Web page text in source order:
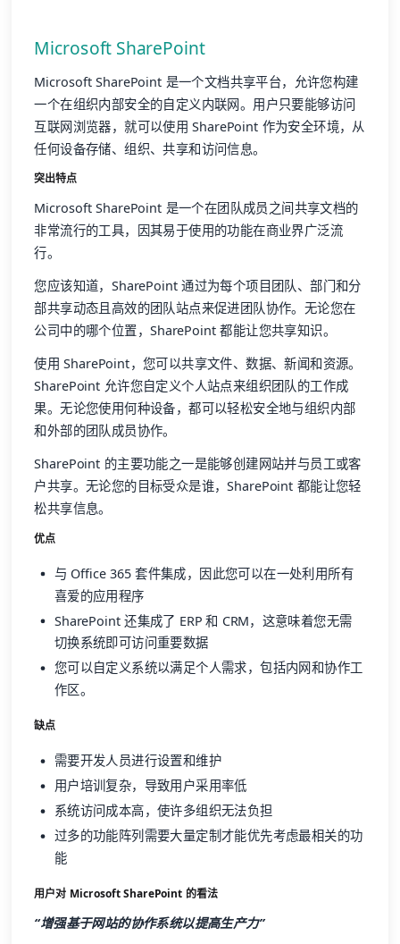
Microsoft SharePoint
Microsoft SharePoint 是一个文档共享平台，允许您构建
一个在组织内部安全的自定义内联网。用户只要能够访问
互联网浏览器，就可以使用 SharePoint 作为安全环境，从
任何设备存储、组织、共享和访问信息。
突出特点
Microsoft SharePoint 是一个在团队成员之间共享文档的
非常流行的工具，因其易于使用的功能在商业界广泛流
行。
您应该知道，SharePoint 通过为每个项目团队、部门和分
部共享动态且高效的团队站点来促进团队协作。无论您在
公司中的哪个位置，SharePoint 都能让您共享知识。
使用 SharePoint，您可以共享文件、数据、新闻和资源。
SharePoint 允许您自定义个人站点来组织团队的工作成
果。无论您使用何种设备，都可以轻松安全地与组织内部
和外部的团队成员协作。
SharePoint 的主要功能之一是能够创建网站并与员工或客
户共享。无论您的目标受众是谁，SharePoint 都能让您轻
松共享信息。
优点
与 Office 365 套件集成，因此您可以在一处利用所有
喜爱的应用程序
SharePoint 还集成了 ERP 和 CRM，这意味着您无需
切换系统即可访问重要数据
您可以自定义系统以满足个人需求，包括内网和协作工
作区。
缺点
需要开发人员进行设置和维护
用户培训复杂，导致用户采用率低
系统访问成本高，使许多组织无法负担
过多的功能阵列需要大量定制才能优先考虑最相关的功
能
用户对 Microsoft SharePoint 的看法
“增强基于网站的协作系统以提高生产力”